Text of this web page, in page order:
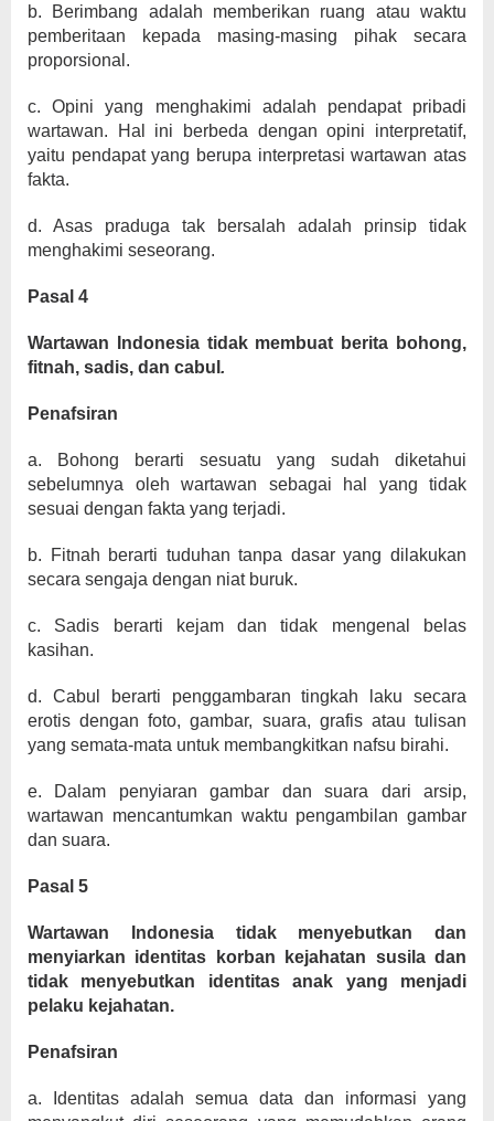
b. Berimbang adalah memberikan ruang atau waktu
pemberitaan kepada masing-masing pihak secara
proporsional.
c. Opini yang menghakimi adalah pendapat pribadi
wartawan. Hal ini berbeda dengan opini interpretatif,
yaitu pendapat yang berupa interpretasi wartawan atas
fakta.
d. Asas praduga tak bersalah adalah prinsip tidak
menghakimi seseorang.
Pasal 4
Wartawan Indonesia tidak membuat berita bohong,
fitnah, sadis, dan cabul .
Penafsiran
a. Bohong berarti sesuatu yang sudah diketahui
sebelumnya oleh wartawan sebagai hal yang tidak
sesuai dengan fakta yang terjadi.
b. Fitnah berarti tuduhan tanpa dasar yang dilakukan
secara sengaja dengan niat buruk.
c. Sadis berarti kejam dan tidak mengenal belas
kasihan.
d. Cabul berarti penggambaran tingkah laku secara
erotis dengan foto, gambar, suara, grafis atau tulisan
yang semata-mata untuk membangkitkan nafsu birahi.
e. Dalam penyiaran gambar dan suara dari arsip,
wartawan mencantumkan waktu pengambilan gambar
dan suara.
Pasal 5
Wartawan Indonesia tidak menyebutkan dan
menyiarkan identitas korban kejahatan susila dan
tidak menyebutkan identitas anak yang menjadi
pelaku kejahatan.
Penafsiran
a. Identitas adalah semua data dan informasi yang